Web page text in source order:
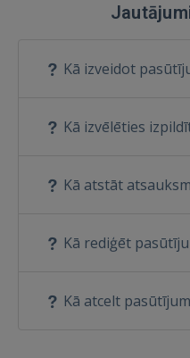
Kā izveidot
Kā izvēlēties
Kā atstāt
Kā rediģēt
Kā atcelt